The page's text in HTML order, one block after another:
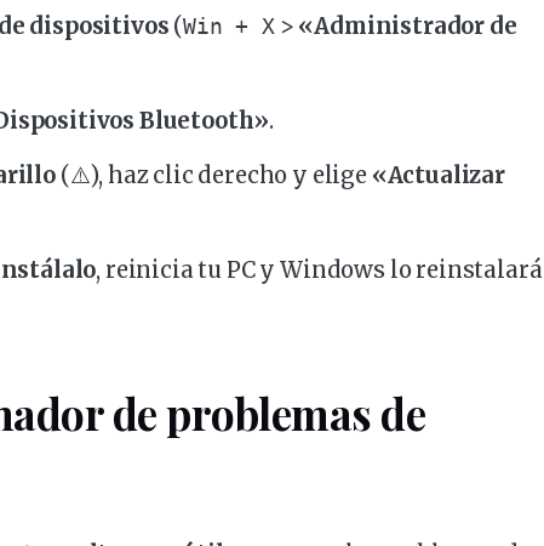
dispositivos (Win + X> «Administrador de
Bluetooth».
(⚠️), haz clic derecho y elige «Actualizar
, reiniciatu PC y Windows lo reinstalará
deproblemasde